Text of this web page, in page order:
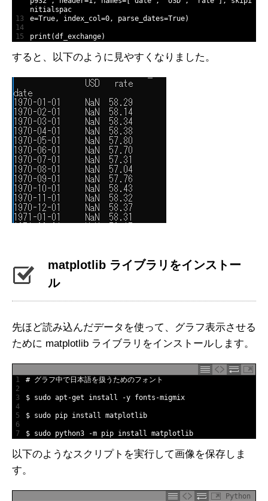
13
14
15
nitialspac
e=True , index_col=0 , parse_dates=True)
print (df_exchange)
すると、以下のように見やすくなりました。
matplotlib ライブラリをインストー
ル
先ほど読み込んだデータを使って、グラフ表示させる
ために matplotlib ライブラリをインストールします。
1
2
3
4
5
6
7
# グラフ中で日本語を扱うためのフォント
$ sudo apt -get install -y fonts -migmix
$ sudo pip install matplotlib
$ sudo python3 -m pip install matplotlib
以下のようなスクリプトを実行して画像を保存しま
す。
Python